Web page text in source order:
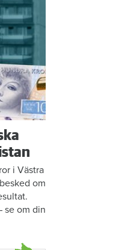
i Västra
om
se om din